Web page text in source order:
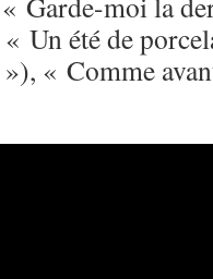
Un été de
« Comme